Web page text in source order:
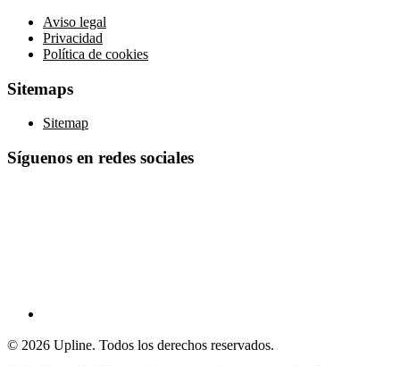
Aviso legal
Privacidad
Política de cookies
Sitemaps
Sitemap
Síguenos en redes sociales
© 2026 Upline. Todos los derechos reservados.